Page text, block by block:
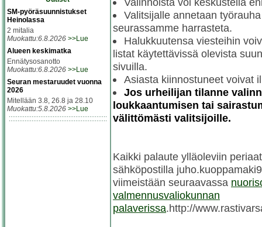
SM-pyöräsuunnistukset
Heinolassa
2 mitalia
Muokattu:6.8.2026 >>Lue
Alueen keskimatka
Ennätysosanotto
Muokattu:6.8.2026 >>Lue
Seuran mestaruudet vuonna
2026
Mitellään 3.8, 26.8 ja 28.10
Muokattu:5.8.2026 >>Lue
Valitsijalle annetaan
seurassamme harrasteta.
Halukkuutensa viesteihin
listat käytettävissä olevista
sivuilla.
Asiasta kiinnostuneet voivat
Jos urheilijan tilanne
loukkaantumisen tai
välittömästi valitsijoille.
Kaikki palaute ylläoleviin
sähköpostilla
viimeistään seuraavassa
valmennusvaliokunnan
palaverissa.http://